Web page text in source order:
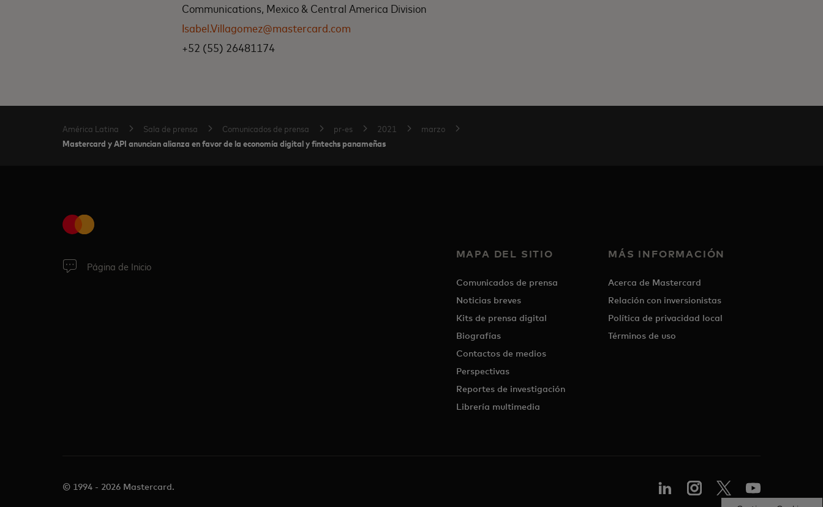
Communications, Mexico & Central America Division
Isabel.Villagomez@mastercard.com
+52 (55) 26481174
América Latina Sala de prensa Comunicados de prensa pr-es 2021 marzo
Mastercard y API anuncian alianza en favor de la economía digital y fintechs panameñas
Página de Inicio
MAPA DEL SITIO
Comunicados de prensa
Noticias breves
Kits de prensa digital
Biografías
Contactos de medios
Perspectivas
Reportes de investigación
Librería multimedia
MÁS INFORMACIÓN
Acerca de Mastercard
Relación con inversionistas
Política de privacidad local
Términos de uso
© 1994 - 2026 Mastercard.